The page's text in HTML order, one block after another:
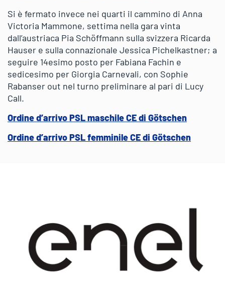
Si è fermato invece nei quarti il cammino di Anna
Victoria Mammone, settima nella gara vinta
dall’austriaca Pia Schöffmann sulla svizzera Ricarda
Hauser e sulla connazionale Jessica Pichelkastner; a
seguire 14esimo posto per Fabiana Fachin e
sedicesimo per Giorgia Carnevali, con Sophie
Rabanser out nel turno preliminare al pari di Lucy
Call.
Ordine d’arrivo PSL maschile CE di Götschen
Ordine d’arrivo PSL femminile CE di Götschen